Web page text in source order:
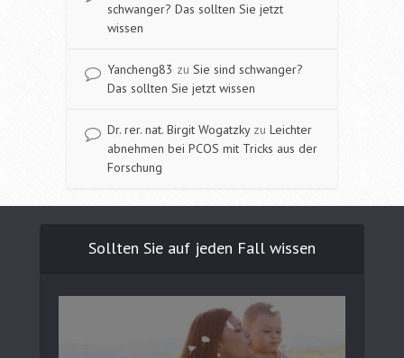
schwanger? Das sollten Sie jetzt
wissen
Yancheng83 zu Sie sind schwanger?
Das sollten Sie jetzt wissen
Dr. rer. nat. Birgit Wogatzkyzu Leichter
abnehmen bei PCOS mit Tricks aus der
Forschung
Sollten Sie auf jeden Fall wissen